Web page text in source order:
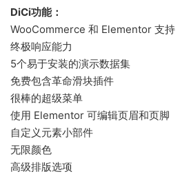
DiCi功能：
WooCommerce 和 Elementor 支持
终极响应能力
5个易于安装的演示数据集
免费包含革命滑块插件
很棒的超级菜单
使用 Elementor 可编辑页眉和页脚
自定义元素小部件
无限颜色
高级排版选项